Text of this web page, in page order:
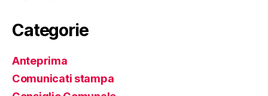
Categorie
Anteprima
Comunicati stampa